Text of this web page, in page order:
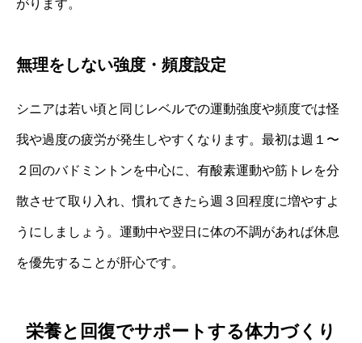
がります。
無理をしない強度・頻度設定
シニアは若い頃と同じレベルでの運動強度や頻度では怪
我や過度の疲労が発生しやすくなります。最初は週１〜
２回のバドミントンを中心に、有酸素運動や筋トレを分
散させて取り入れ、慣れてきたら週３回程度に増やすよ
うにしましょう。運動中や翌日に体の不調があれば休息
を優先することが肝心です。
栄養と回復でサポートする体力づくり